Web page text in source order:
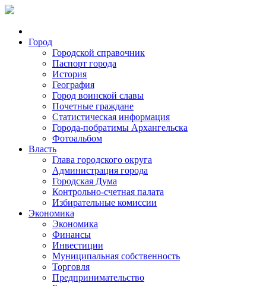
Город
Городской справочник
Паспорт города
История
География
Город воинской славы
Почетные граждане
Статистическая информация
Города-побратимы Архангельска
Фотоальбом
Власть
Глава городского округа
Администрация города
Городская Дума
Контрольно-счетная палата
Избирательные комиссии
Экономика
Экономика
Финансы
Инвестиции
Муниципальная собственность
Торговля
Предпринимательство